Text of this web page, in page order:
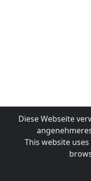
Diese Webseite
This website